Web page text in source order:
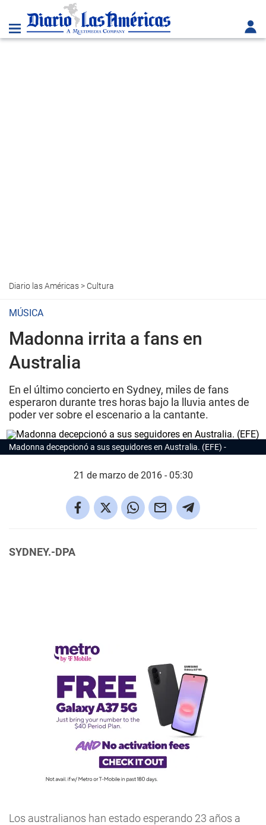
Diario las Américas> Cultura
MÚSICA
Madonna irrita a fans en
Australia
En el último concierto en Sydney, miles de fans
esperaron durante tres horas bajo la lluvia antes de
poder ver sobre el escenario a la cantante.
Madonna decepcionó a sus seguidores en Australia. (EFE)
21 de marzo de 2016 - 05:30
SYDNEY.-DPA
Los australianos han estado esperando 23 años a